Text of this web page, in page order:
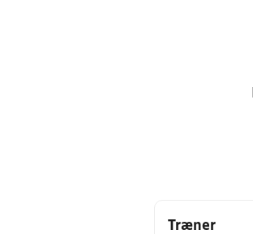
Træner